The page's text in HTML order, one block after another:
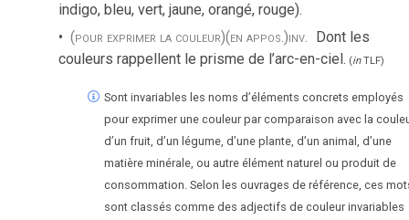
indigo, bleu, vert, jaune, orangé, rouge).
(pour exprimer la couleur)(en appos.)inv. Dont les
couleurs rappellent le prisme de l’arc-en-ciel. (inTLF)
Sont invariables les noms d’éléments concrets employés
pour exprimer une couleur par comparaison avec la
d’un fruit, d’un légume, d’une plante, d’un animal, d’une
matière minérale, ou autre élément naturel ou produit de
consommation. Selon les ouvrages de référence, ces
sont classés comme des adjectifs de couleur invariables